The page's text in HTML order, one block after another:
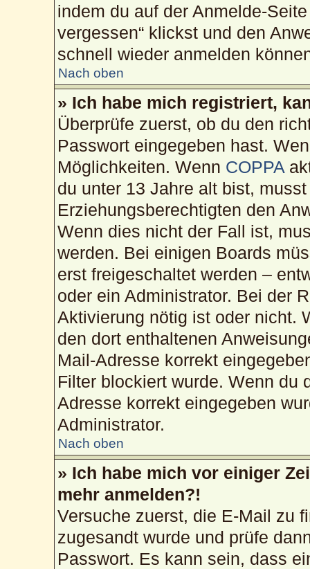
indem du auf der Anmelde-
vergessen“ klickst und den
schnell wieder anmelden
Nach oben
» Ich habe mich registriert,
Überprüfe zuerst, ob du den
Passwort eingegeben hast.
Möglichkeiten. Wenn COPPA
du unter 13 Jahre alt bist,
Erziehungsberechtigten den
Wenn dies nicht der Fall ist,
werden. Bei einigen Boards
erst freigeschaltet werden –
oder ein Administrator. Bei der
Aktivierung nötig ist oder nicht.
den dort enthaltenen
Mail-Adresse korrekt
Filter blockiert wurde. Wenn du
Adresse korrekt eingegeben
Administrator.
Nach oben
» Ich habe mich vor einiger
mehr anmelden?!
Versuche zuerst, die E-Mail zu
zugesandt wurde und prüfe
Passwort. Es kann sein, dass